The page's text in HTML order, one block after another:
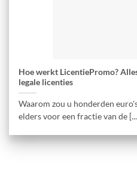
Hoe werkt LicentiePromo?
legale licenties
Waarom zou u honderden
elders voor een fractie van de